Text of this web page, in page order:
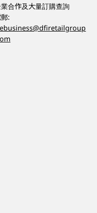
合作及大量訂購查詢
: